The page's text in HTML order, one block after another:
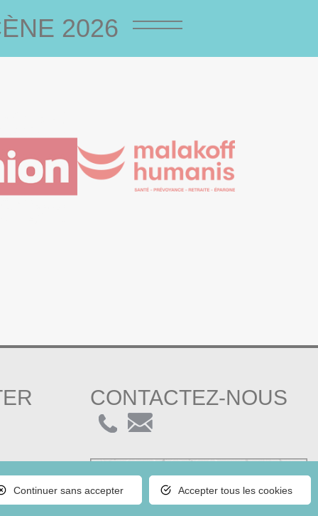
2026
CONTACTEZ-NOUS
Accepter tous les cookies
Continuer sans accepter